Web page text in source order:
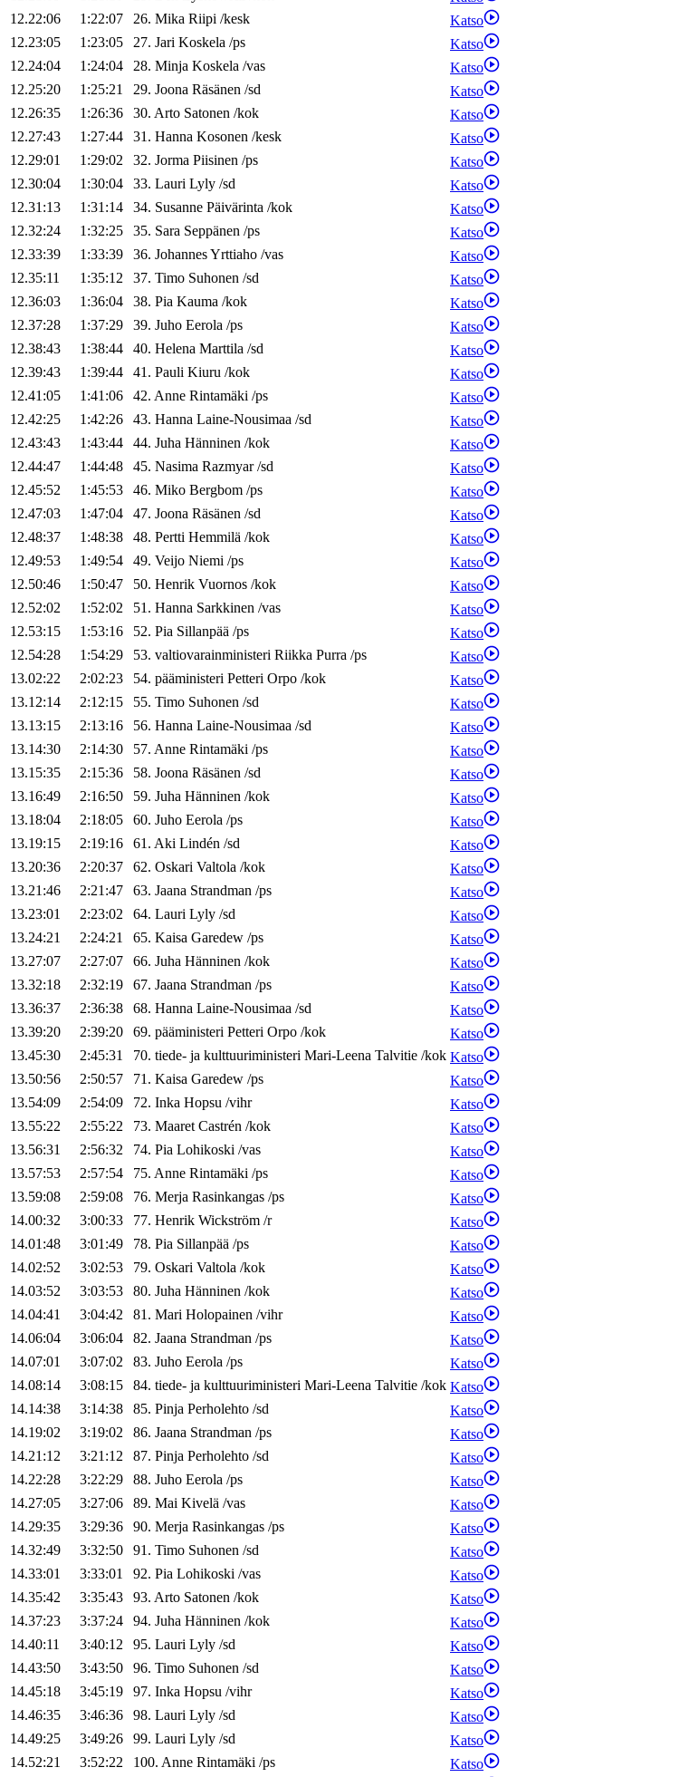
12.22:06
1:22:07 26. Mika Riipi /kesk
Katso
12.23:05
1:23:05 27. Jari Koskela /ps
Katso
12.24:04
1:24:04 28. Minja Koskela /vas
Katso
12.25:20
1:25:21 29. Joona Räsänen /sd
Katso
12.26:35
1:26:36 30. Arto Satonen /kok
Katso
12.27:43
1:27:44 31. Hanna Kosonen /kesk
Katso
12.29:01
1:29:02 32. Jorma Piisinen /ps
Katso
12.30:04
1:30:04 33. Lauri Lyly /sd
Katso
12.31:13
1:31:14 34. Susanne Päivärinta /kok
Katso
12.32:24
1:32:25 35. Sara Seppänen /ps
Katso
12.33:39
1:33:39 36. JohannesYrttiaho /vas
Katso
12.35:11
1:35:12 37. Timo Suhonen /sd
Katso
12.36:03
1:36:04 38. Pia Kauma /kok
Katso
12.37:28
1:37:29 39. Juho Eerola /ps
Katso
12.38:43
1:38:44 40. Helena Marttila /sd
Katso
12.39:43
1:39:44 41. Pauli Kiuru /kok
Katso
12.41:05
1:41:06 42. Anne Rintamäki /ps
Katso
12.42:25
1:42:26 43. Hanna Laine-Nousimaa /sd
Katso
12.43:43
1:43:44 44. Juha Hänninen /kok
Katso
12.44:47
1:44:48 45. Nasima Razmyar/sd
Katso
12.45:52
1:45:53 46. Miko Bergbom /ps
Katso
12.47:03
1:47:04 47. Joona Räsänen /sd
Katso
12.48:37
1:48:38 48. Pertti Hemmilä /kok
Katso
12.49:53
1:49:54 49. Veijo Niemi /ps
Katso
12.50:46
1:50:47 50. Henrik Vuornos /kok
Katso
12.52:02
1:52:02 51. Hanna Sarkkinen /vas
Katso
12.53:15
1:53:16 52. Pia Sillanpää /ps
Katso
12.54:28
1:54:29 53. valtiovarainministeri Riikka Purra /ps
Katso
13.02:22
2:02:23 54. pääministeri Petteri Orpo /kok
Katso
13.12:14
2:12:15 55. Timo Suhonen /sd
Katso
13.13:15
2:13:16 56. Hanna Laine-Nousimaa /sd
Katso
13.14:30
2:14:30 57. Anne Rintamäki /ps
Katso
13.15:35
2:15:36 58. Joona Räsänen /sd
Katso
13.16:49
2:16:50 59. Juha Hänninen /kok
Katso
13.18:04
2:18:05 60. Juho Eerola /ps
Katso
13.19:15
2:19:16 61. Aki Lindén /sd
Katso
13.20:36
2:20:37 62. Oskari Valtola /kok
Katso
13.21:46
2:21:47 63. Jaana Strandman /ps
Katso
13.23:01
2:23:02 64. Lauri Lyly /sd
Katso
13.24:21
2:24:21 65. Kaisa Garedew /ps
Katso
13.27:07
2:27:07 66. Juha Hänninen /kok
Katso
13.32:18
2:32:19 67. Jaana Strandman /ps
Katso
13.36:37
2:36:38 68. Hanna Laine-Nousimaa /sd
Katso
13.39:20
2:39:20 69. pääministeri Petteri Orpo /kok
Katso
13.45:30
2:45:31 70. tiede- ja kulttuuriministeri Mari-Leena Talvitie /kok Katso
13.50:56
2:50:57 71. Kaisa Garedew /ps
Katso
13.54:09
2:54:09 72. Inka Hopsu /vihr
Katso
13.55:22
2:55:22 73. Maaret Castrén /kok
Katso
13.56:31
2:56:32 74. Pia Lohikoski /vas
Katso
13.57:53
2:57:54 75. Anne Rintamäki /ps
Katso
13.59:08
2:59:08 76. Merja Rasinkangas /ps
Katso
14.00:32
3:00:33 77. Henrik Wickström /r
Katso
14.01:48
3:01:49 78. Pia Sillanpää /ps
Katso
14.02:52
3:02:53 79. Oskari Valtola /kok
Katso
14.03:52
3:03:53 80. Juha Hänninen /kok
Katso
14.04:41
3:04:42 81. Mari Holopainen /vihr
Katso
14.06:04
3:06:04 82. Jaana Strandman /ps
Katso
14.07:01
3:07:02 83. Juho Eerola /ps
Katso
14.08:14
3:08:15 84. tiede- ja kulttuuriministeri Mari-Leena Talvitie /kok Katso
14.14:38
3:14:38 85. Pinja Perholehto /sd
Katso
14.19:02
3:19:02 86. Jaana Strandman /ps
Katso
14.21:12
3:21:12 87. Pinja Perholehto /sd
Katso
14.22:28
3:22:29 88. Juho Eerola /ps
Katso
14.27:05
3:27:06 89. Mai Kivelä /vas
Katso
14.29:35
3:29:36 90. Merja Rasinkangas /ps
Katso
14.32:49
3:32:50 91. Timo Suhonen /sd
Katso
14.33:01
3:33:01 92. Pia Lohikoski /vas
Katso
14.35:42
3:35:43 93. Arto Satonen /kok
Katso
14.37:23
3:37:24 94. Juha Hänninen /kok
Katso
14.40:11
3:40:12 95. Lauri Lyly /sd
Katso
14.43:50
3:43:50 96. Timo Suhonen /sd
Katso
14.45:18
3:45:19 97. Inka Hopsu /vihr
Katso
14.46:35
3:46:36 98. Lauri Lyly /sd
Katso
14.49:25
3:49:26 99. Lauri Lyly /sd
Katso
14.52:21
3:52:22 100. Anne Rintamäki /ps Katso